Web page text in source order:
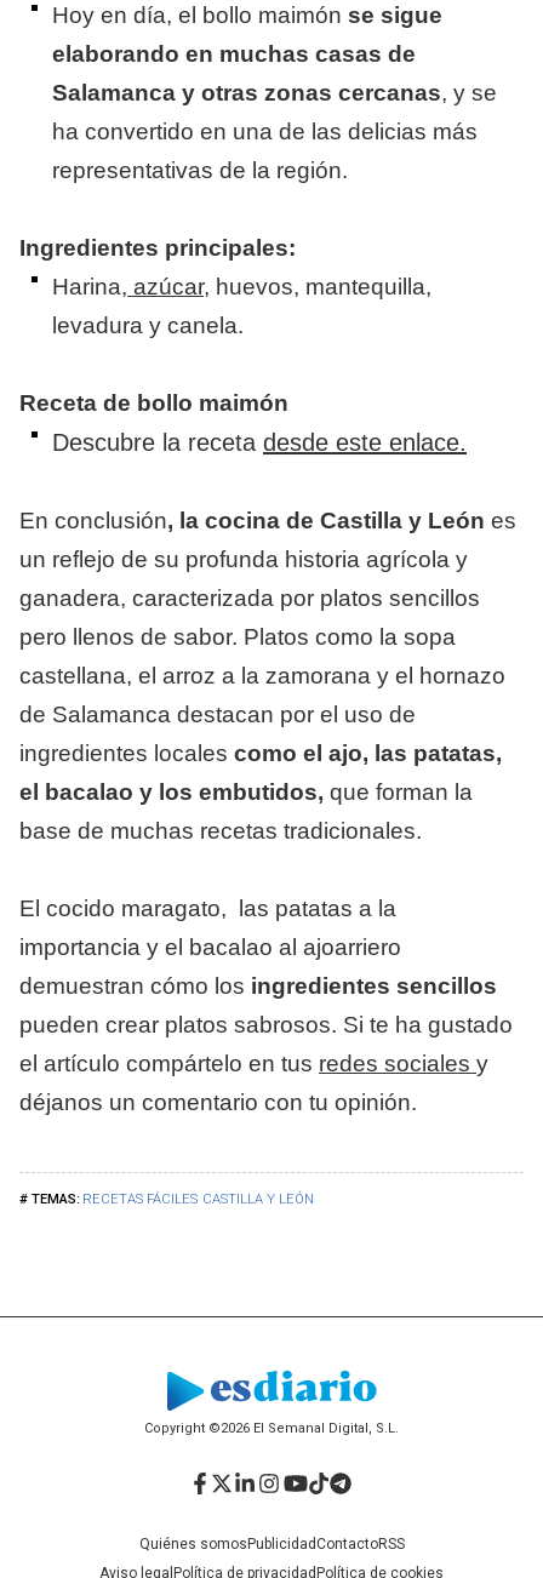
RECETAS FÁCILES CASTILLA Y LEÓN
Hoy en día, el bollo maimón se sigue
elaborando en muchas casas de
Salamanca y otras zonas cercanas, y se
ha convertido en una de las delicias más
representativas de la región.
Ingredientes principales:
Harina, azúcar, huevos, mantequilla,
levadura y canela.
Receta de bollo maimón
Descubre la receta desde este enlace.
En conclusión, la cocina de Castilla y León es
un reflejo de su profunda historia agrícola y
ganadera, caracterizada por platos sencillos
pero llenos de sabor. Platos como la sopa
castellana, el arroz a la zamorana y el hornazo
de Salamanca destacan por el uso de
ingredientes locales como el ajo, las patatas,
el bacalao y los embutidos, que forman la
base de muchas recetas tradicionales.
El cocido maragato, las patatas a la
importancia y el bacalao al ajoarriero
demuestran cómo los ingredientes sencillos
pueden crear platos sabrosos. Si te ha gustado
el artículo compártelo en tus redes sociales y
déjanos un comentario con tu opinión.
Copyright ©2026 El Semanal Digital, S.L.
Quiénes somos PublicidadContactoRSS
Aviso legal Política de privacidad Política de cookies
Facebook
Twitter
LinkedIn
Instagram
YouTube
TikTok
Telegram